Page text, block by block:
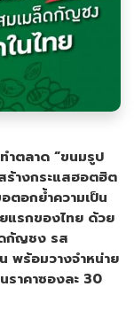
ำตลาด “ขนมรูป
ร้างกระแสฮอตฮิต
ตอกย้ำความเป็น
แรกของไทย ด้วย
กัญชง รส
พร้อมวางจำหน่าย
ราคาซองละ 30